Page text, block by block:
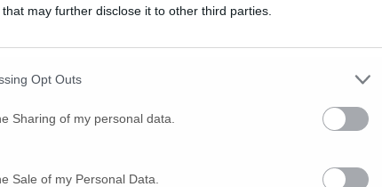
that may further disclose it to other third parties.
Opt Outs
Sharing of my personal data.
Sale of my Personal Data.